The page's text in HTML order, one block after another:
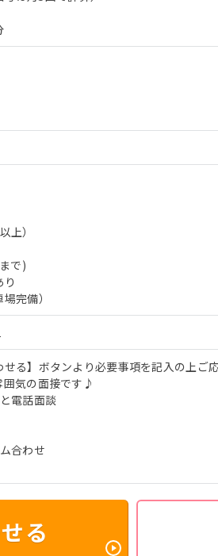
上）
で)
完備）
る】ボタンより必要事項を記入の上ご応
囲気の面接です♪
電話面談
合わせ
る